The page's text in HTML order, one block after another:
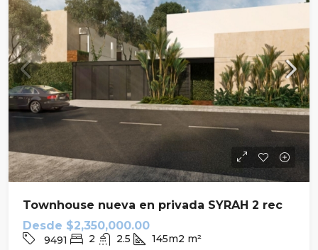
Townhouse nueva en privada SYRAH 2 rec
Desde $2,350,000.00
9491 2 2.5 145m2 m²